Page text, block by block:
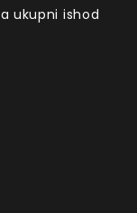
ukupni ishod